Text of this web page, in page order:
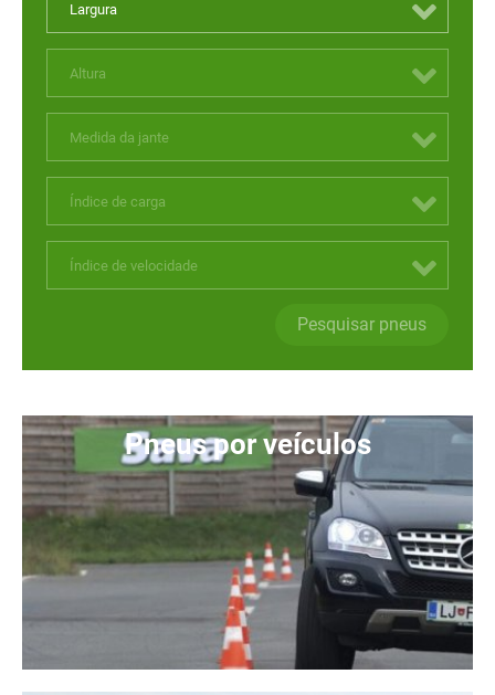
Largura
Altura
Medida da jante
Índice de carga
Índice de velocidade
Pesquisar pneus
Pneus por veículos